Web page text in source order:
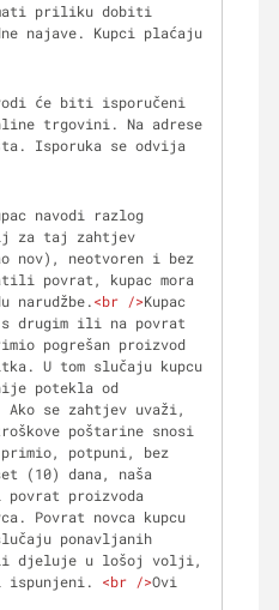
priliku dobiti
najave. Kupci plaćaju
će biti isporučeni
trgovini. Na adrese
Isporuka se odvija
navodi razlog
za taj zahtjev
nov), neotvoren i bez
povrat, kupac mora
narudžbe.<br />Kupac
drugim ili na povrat
pogrešan proizvod
U tom slučaju kupcu
potekla od
Ako se zahtjev uvaži,
poštarine snosi
potpuni, bez
(10) dana, naša
proizvoda
Povrat novca kupcu
ponavljanih
ili djeluje u lošoj volji,
ispunjeni. <br />Ovi